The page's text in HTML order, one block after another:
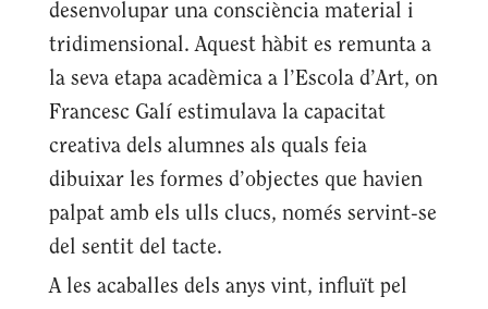
desenvolupar una consciència material i
tridimensional. Aquest hàbit es remunta a
la seva etapa acadèmica a l’Escola d’Art, on
Francesc Galí estimulava la capacitat
creativa dels alumnes als quals feia
dibuixar les formes d’objectes que havien
palpat amb els ulls clucs, només servint-se
del sentit del tacte.
A les acaballes dels anys vint, influït pel